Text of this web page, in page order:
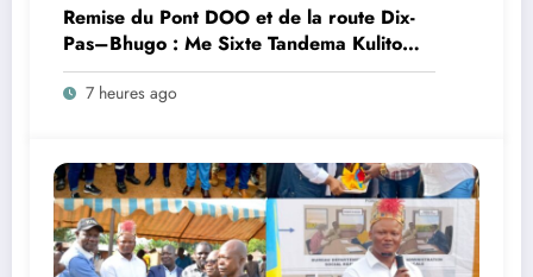
Remise du Pont DOO et de la route Dix-
Pas–Bhugo : Me Sixte Tandema Kulito
appelle les communautés à protéger les
investissements de Kibali Gold Mines S.A
7 heures ago